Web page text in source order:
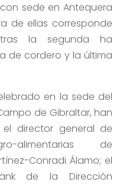
sede en Antequera
de ellas corresponde
la segunda ha
de cordero y la última
en la sede del
de Gibraltar, han
director general de
alimentarias de
Conradi Álamo; el
de la Dirección